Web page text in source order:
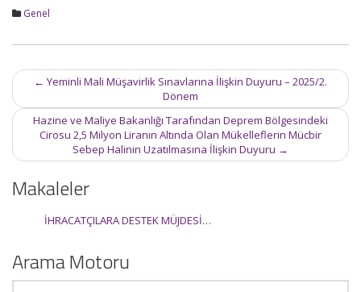
Genel
Post
navigation
← Yeminli Mali Müşavirlik Sınavlarına İlişkin Duyuru – 2025/2.
Dönem
Hazine ve Maliye Bakanlığı Tarafından Deprem Bölgesindeki
Cirosu 2,5 Milyon Liranın Altında Olan Mükelleflerin Mücbir
Sebep Halinin Uzatılmasına İlişkin Duyuru →
Makaleler
İHRACATÇILARA DESTEK MÜJDESİ…
Arama Motoru